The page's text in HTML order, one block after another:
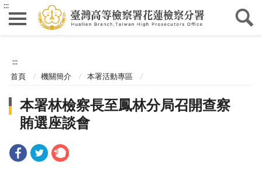
:::
:::
首頁 機關簡介 本署活動專區
本署林檢察長至鳳林分局召開查察
賄選座談會